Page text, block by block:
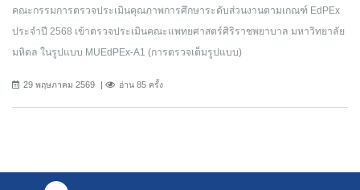
คณะกรรมการตรวจประเมินคุณภาพการศึกษาระดับส่วนงานตามเกณฑ์ EdPEx
ประจำปี 2568 เข้าตรวจประเมินคณะแพทยศาสตร์ศิริราชพยาบาล มหาวิทยาลัย
มหิดล ในรูปแบบ MUEdPEx-A1 (การตรวจเต็มรูปแบบ)
29 พฤษภาคม 2569 อ่าน 85 ครั้ง